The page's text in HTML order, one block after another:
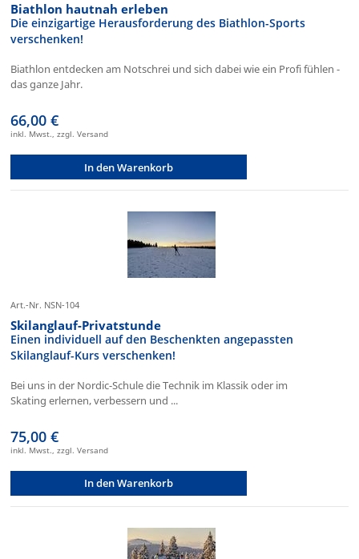
Biathlon hautnah erleben
Die einzigartige Herausforderung des Biathlon-Sports
verschenken!
Biathlon entdecken am Notschrei und sich dabei wie ein Profi fühlen -
das ganze Jahr.
66,00 €
inkl. Mwst., zzgl. Versand
In den Warenkorb
Art.-Nr. NSN-104
Skilanglauf-Privatstunde
Einen individuell auf den Beschenkten angepassten
Skilanglauf-Kurs verschenken!
Bei uns in der Nordic-Schule die Technik im Klassik oder im
Skating erlernen, verbessern und ...
75,00 €
inkl. Mwst., zzgl. Versand
In den Warenkorb